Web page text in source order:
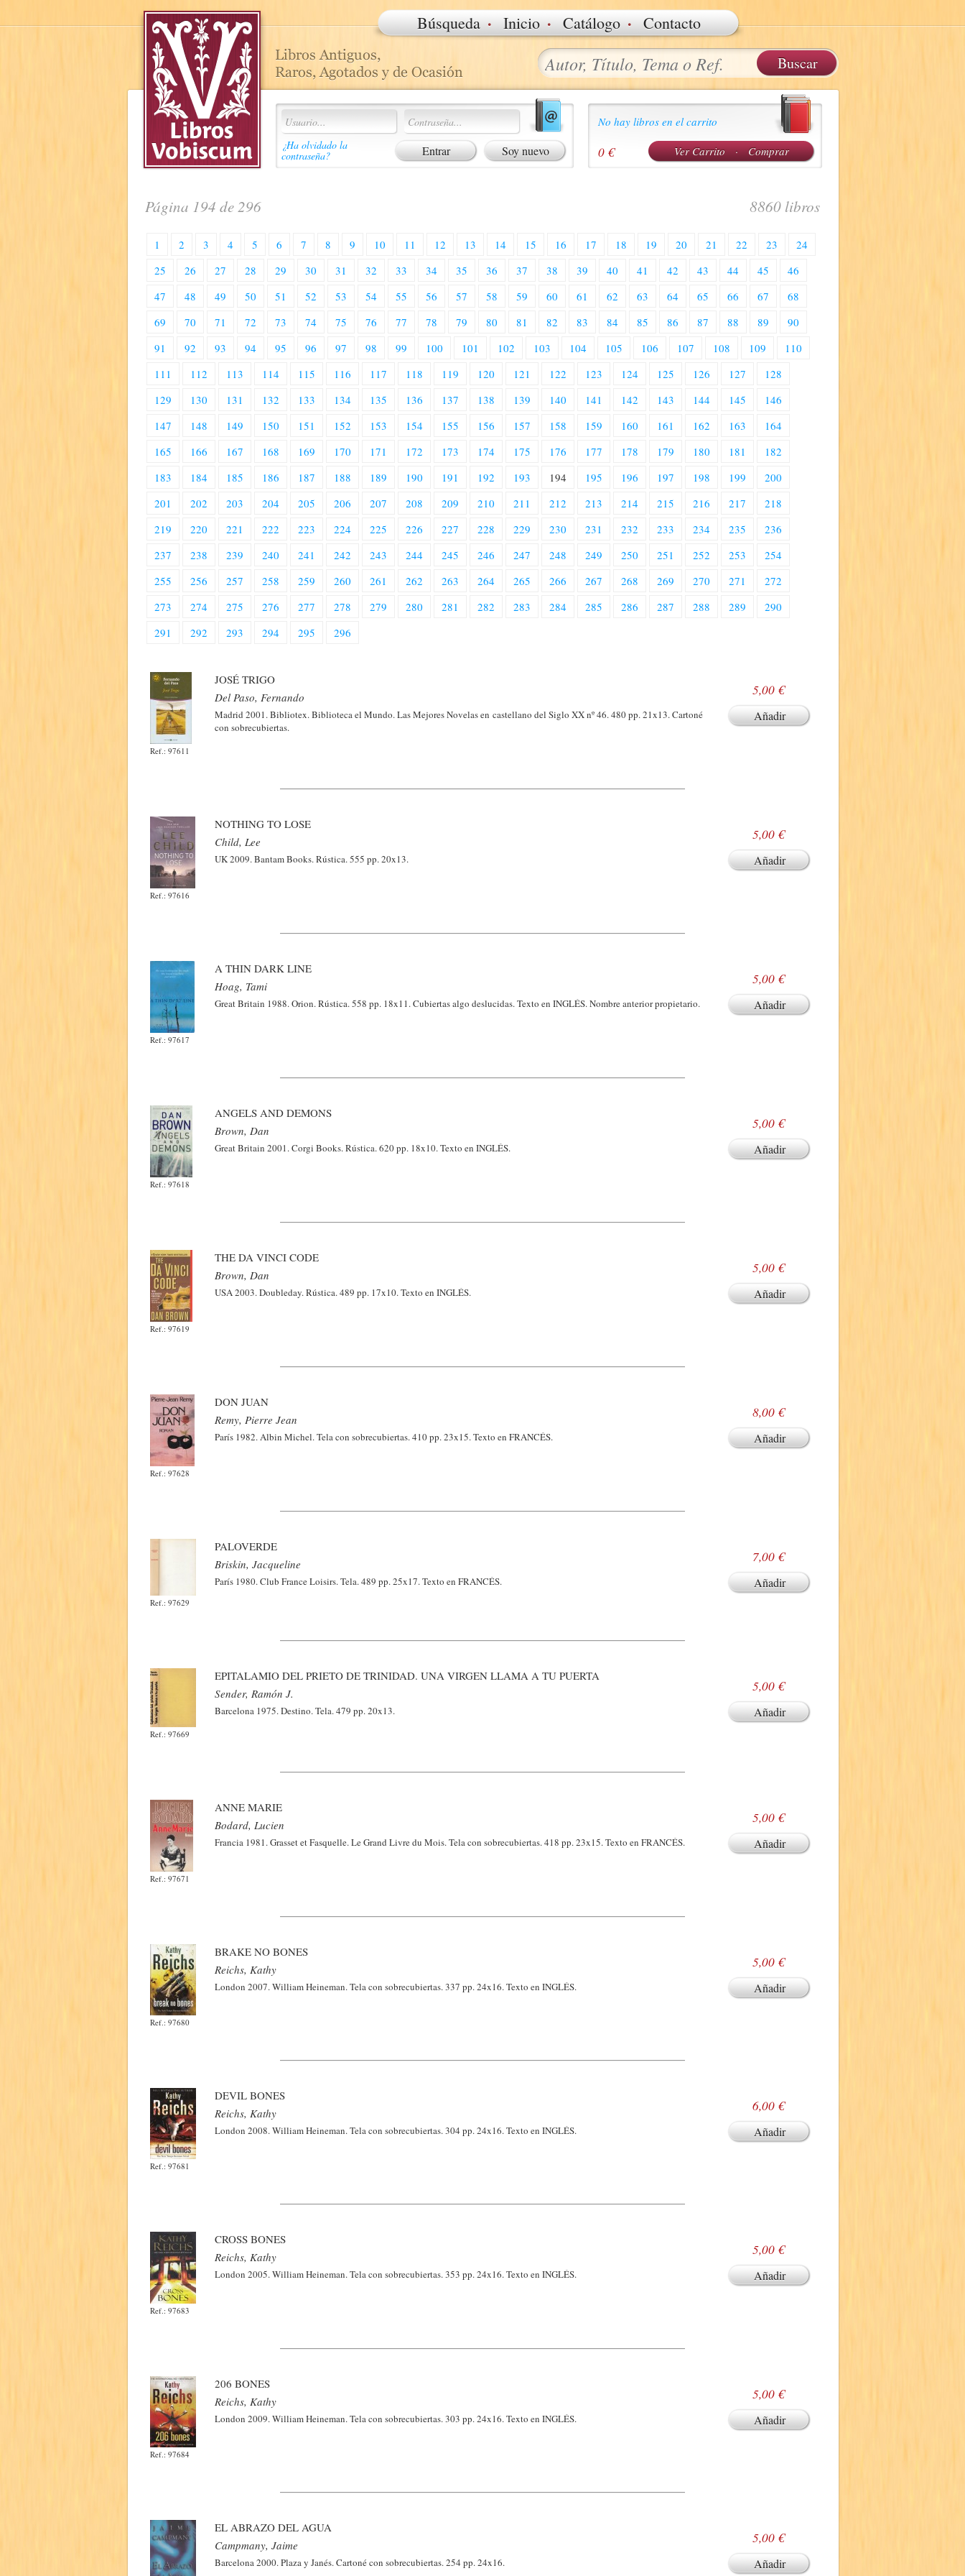
Búsqueda · Inicio · Catálogo · Contacto
¿Ha olvidado la
contraseña? Soy nuevo
No hay libros en el carrito
Ver Carrito · Comprar
0 €
Página 194 de 296 8860 libros
1 2 3 4 5 6 7 8 9 10 11 12 13 14 15 16 17 18 19 20 21 22 23
24
25
26 27 28 29 30 31 32 33 34 35 36 37 38 39 40 41 42 43 44 45
46
47
48 49 50 51 52 53 54 55 56 57 58 59 60 61 62 63 64 65 66 67
68
69
70 71 72 73 74 75 76 77 78 79 80 81 82 83 84 85 86 87 88 89
90
91
92 93 94 95 96 97 98 99 100 101 102 103 104 105 106 107 108 109
110
111
112 113 114 115 116 117 118 119 120 121 122 123 124 125 126 127
128
129
130 131 132 133 134 135 136 137 138 139 140 141 142 143 144 145
146
147
148 149 150 151 152 153 154 155 156 157 158 159 160 161 162 163
164
165
166 167 168 169 170 171 172 173 174 175 176 177 178 179 180 181
182
183
184 185 186 187 188 189 190 191 192 193 194 195 196 197 198 199
200
201
202 203 204 205 206 207 208 209 210 211 212 213 214 215 216 217
218
219
220 221 222 223 224 225 226 227 228 229 230 231 232 233 234 235
236
237
238 239 240 241 242 243 244 245 246 247 248 249 250 251 252 253
254
255
256 257 258 259 260 261 262 263 264 265 266 267 268 269 270 271
272
273
274 275 276 277 278 279 280 281 282 283 284 285 286 287 288 289
290
291
292 293 294 295 296
Ref.: 97611
JOSÉ TRIGO
Del Paso, Fernando
Madrid 2001. Bibliotex. Biblioteca el Mundo. Las Mejores Novelas en castellano del Siglo XX nº 46. 480 pp. 21x13. Cartoné
con sobrecubiertas.
5,00 €
Añadir
Ref.: 97616
NOTHING TO LOSE
Child, Lee
UK 2009. Bantam Books. Rústica. 555 pp. 20x13.
5,00 €
Añadir
Ref.: 97617
A THIN DARK LINE
Hoag, Tami
Great Britain 1988. Orion. Rústica. 558 pp. 18x11. Cubiertas algo deslucidas. Texto en INGLÉS. Nombre anterior propietario.
5,00 €
Añadir
Ref.: 97618
ANGELS AND DEMONS
Brown, Dan
Great Britain 2001. Corgi Books. Rústica. 620 pp. 18x10. Texto en INGLÉS.
5,00 €
Añadir
Ref.: 97619
THE DA VINCI CODE
Brown, Dan
USA 2003. Doubleday. Rústica. 489 pp. 17x10. Texto en INGLÉS.
5,00 €
Añadir
Ref.: 97628
DON JUAN
Remy, Pierre Jean
París 1982. Albin Michel. Tela con sobrecubiertas. 410 pp. 23x15. Texto en FRANCÉS.
8,00 €
Añadir
Ref.: 97629
PALOVERDE
Briskin, Jacqueline
París 1980. Club France Loisirs. Tela. 489 pp. 25x17. Texto en FRANCÉS.
7,00 €
Añadir
Ref.: 97669
EPITALAMIO DEL PRIETO DE TRINIDAD. UNA VIRGEN LLAMA A TU PUERTA
Sender, Ramón J.
Barcelona 1975. Destino. Tela. 479 pp. 20x13.
5,00 €
Añadir
Ref.: 97671
ANNE MARIE
Bodard, Lucien
Francia 1981. Grasset et Fasquelle. Le Grand Livre du Mois. Tela con sobrecubiertas. 418 pp. 23x15. Texto en FRANCÉS.
5,00 €
Añadir
Ref.: 97680
BRAKE NO BONES
Reichs, Kathy
London 2007. William Heineman. Tela con sobrecubiertas. 337 pp. 24x16. Texto en INGLÉS.
5,00 €
Añadir
Ref.: 97681
DEVIL BONES
Reichs, Kathy
London 2008. William Heineman. Tela con sobrecubiertas. 304 pp. 24x16. Texto en INGLÉS.
6,00 €
Añadir
Ref.: 97683
CROSS BONES
Reichs, Kathy
London 2005. William Heineman. Tela con sobrecubiertas. 353 pp. 24x16. Texto en INGLÉS.
5,00 €
Añadir
Ref.: 97684
206 BONES
Reichs, Kathy
London 2009. William Heineman. Tela con sobrecubiertas. 303 pp. 24x16. Texto en INGLÉS.
5,00 €
Añadir
EL ABRAZO DEL AGUA
Campmany, Jaime
Barcelona 2000. Plaza y Janés. Cartoné con sobrecubiertas. 254 pp. 24x16.
5,00 €
Añadir